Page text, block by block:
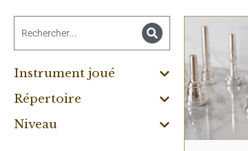
Instrument joué
Répertoire
Niveau